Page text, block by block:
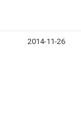
2014-11-26